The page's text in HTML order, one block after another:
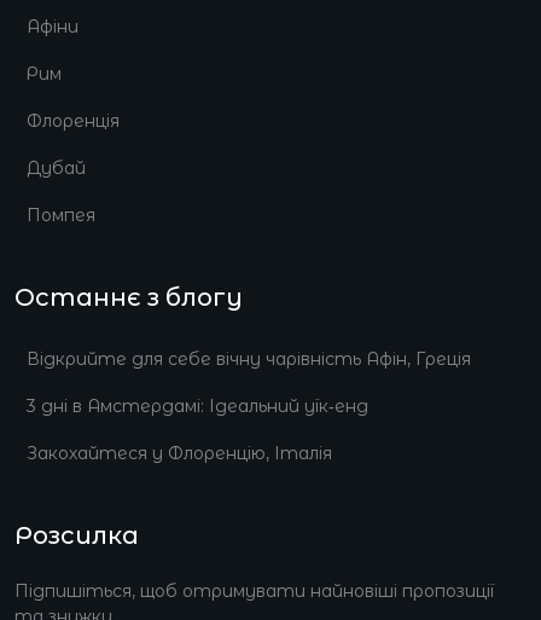
Афіни
Рим
Флоренція
Дубай
Помпея
Останнє з блогу
Відкрийте для себе вічну чарівність Афін, Греція
3 дні в Амстердамі: Ідеальний уїк‑енд
Закохайтеся у Флоренцію, Італія
Розсилка
Підпишіться, щоб отримувати найновіші пропозиції